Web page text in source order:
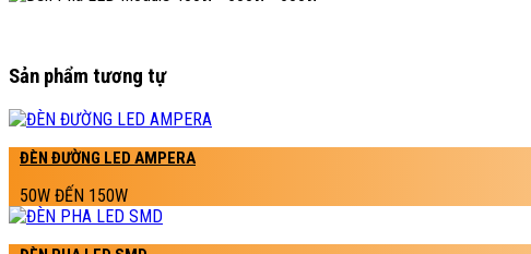
Sản phẩm tương tự
ĐÈN ĐƯỜNG LED AMPERA
50W ĐẾN 150W